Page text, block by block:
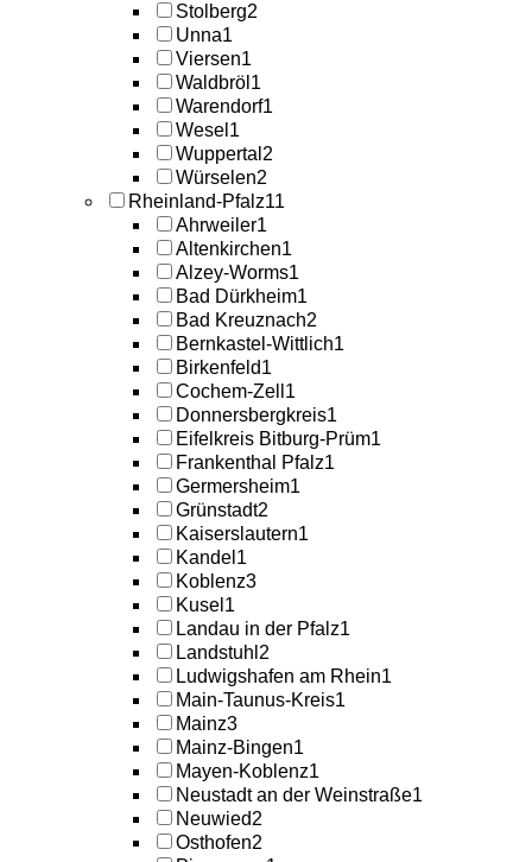
Stolberg2
Unna1
Viersen1
Waldbröl 1
Warendorf1
Wesel 1
Wuppertal 2
Würselen2
Rheinland-Pfalz11
Ahrweiler1
Altenkirchen1
Alzey-Worms1
Bad Dürkheim1
Bad Kreuznach2
Bernkastel-Wittlich1
Birkenfeld1
Cochem-Zell 1
Donnersbergkreis1
Eifelkreis Bitburg-Prüm1
Frankenthal Pfalz1
Germersheim1
Grünstadt2
Kaiserslautern1
Kandel 1
Koblenz3
Kusel 1
Landau in der Pfalz1
Landstuhl 2
Ludwigshafen am Rhein1
Main-Taunus-Kreis1
Mainz3
Mainz-Bingen1
Mayen-Koblenz1
Neustadt an der Weinstraße1
Neuwied2
Osthofen2